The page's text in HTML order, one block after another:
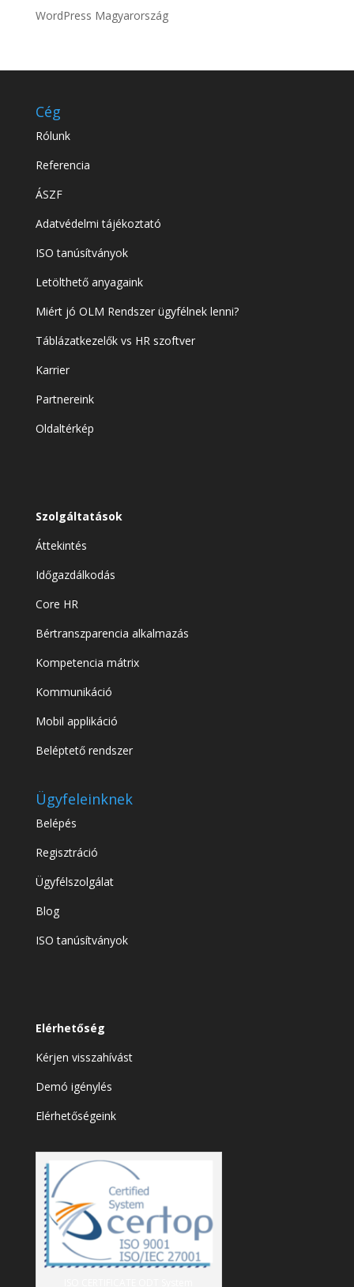
WordPress Magyarország
Cég
Rólunk
Referencia
ÁSZF
Adatvédelmi tájékoztató
ISO tanúsítványok
Letölthető anyagaink
Miért jó OLM Rendszer ügyfélnek lenni?
Táblázatkezelők vs HR szoftver
Karrier
Partnereink
Oldaltérkép
Szolgáltatások
Áttekintés
Időgazdálkodás
Core HR
Bértranszparencia alkalmazás
Kompetencia mátrix
Kommunikáció
Mobil applikáció
Beléptető rendszer
Ügyfeleinknek
Belépés
Regisztráció
Ügyfélszolgálat
Blog
ISO tanúsítványok
Elérhetőség
Kérjen visszahívást
Demó igénylés
Elérhetőségeink